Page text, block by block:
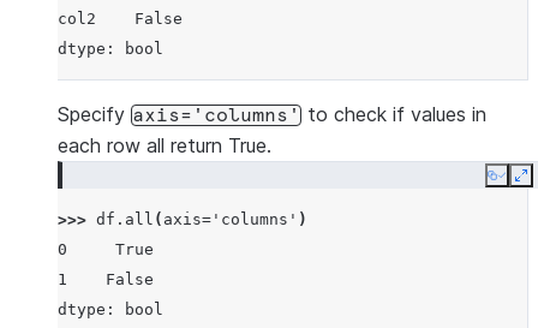
col2    False
dtype: bool
Specify axis='columns' to check if values in
each row all return True.
Copy
>>> df . all ( axis= 'columns' )
0     True
1    False
dtype: bool